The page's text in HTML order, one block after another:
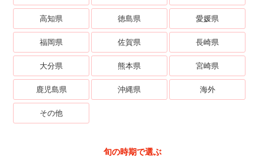
高知県 徳島県 愛媛県
福岡県 佐賀県 長崎県
大分県 熊本県 宮崎県
鹿児島県 沖縄県 海外
その他
旬の時期で選ぶ